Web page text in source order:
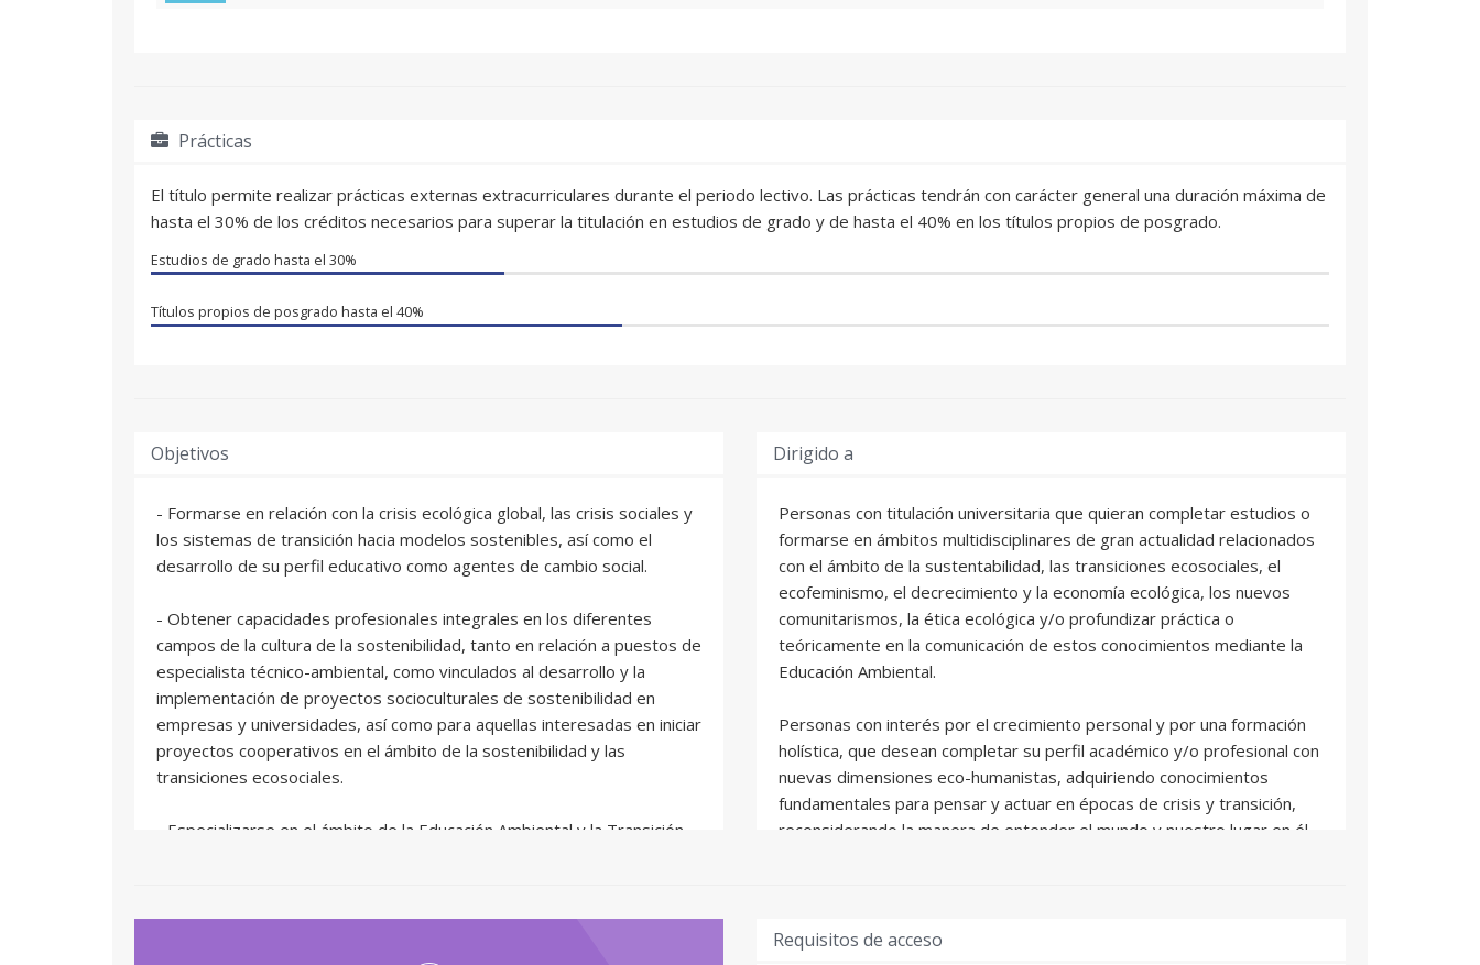
Prácticas
El título permite realizar prácticas externas extracurriculares durante el periodo lectivo. Las prácticas tendrán con carácter general una duración máxima de
hasta el 30% de los créditos necesarios para superar la titulación en estudios de grado y de hasta el 40% en los títulos propios de posgrado.
Estudios de grado hasta el 30%
Títulos propios de posgrado hasta el 40%
Objetivos
- Formarse en relación con la crisis ecológica global, las crisis sociales y
los sistemas de transición hacia modelos sostenibles, así como el
desarrollo de su perfil educativo como agentes de cambio social.
- Obtener capacidades profesionales integrales en los diferentes
campos de la cultura de la sostenibilidad, tanto en relación a puestos de
especialista técnico-ambiental, como vinculados al desarrollo y la
implementación de proyectos socioculturales de sostenibilidad en
empresas y universidades, así como para aquellas interesadas en iniciar
proyectos cooperativos en el ámbito de la sostenibilidad y las
transiciones ecosociales.
- Especializarse en el ámbito de la Educación Ambiental y la Transición
Dirigido a
Personas con titulación universitaria que quieran completar estudios o
formarse en ámbitos multidisciplinares de gran actualidad relacionados
con el ámbito de la sustentabilidad, las transiciones ecosociales, el
ecofeminismo, el decrecimiento y la economía ecológica, los nuevos
comunitarismos, la ética ecológica y/o profundizar práctica o
teóricamente en la comunicación de estos conocimientos mediante la
Educación Ambiental.
Personas con interés por el crecimiento personal y por una formación
holística, que desean completar su perfil académico y/o profesional con
nuevas dimensiones eco-humanistas, adquiriendo conocimientos
fundamentales para pensar y actuar en épocas de crisis y transición,
reconsiderando la manera de entender el mundo y nuestro lugar en él.
Requisitos de acceso